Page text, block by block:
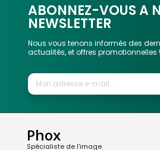
ABONNEZ-VOUS A
NEWSLETTER
Nous vous tenons informés des
actualités, et offres promotionnelles !
Phox
Spécialiste de l'image